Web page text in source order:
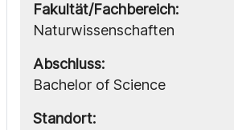
Fakultät/Fachbereich:
Naturwissenschaften
Abschluss:
Bachelor of Science
Standort: